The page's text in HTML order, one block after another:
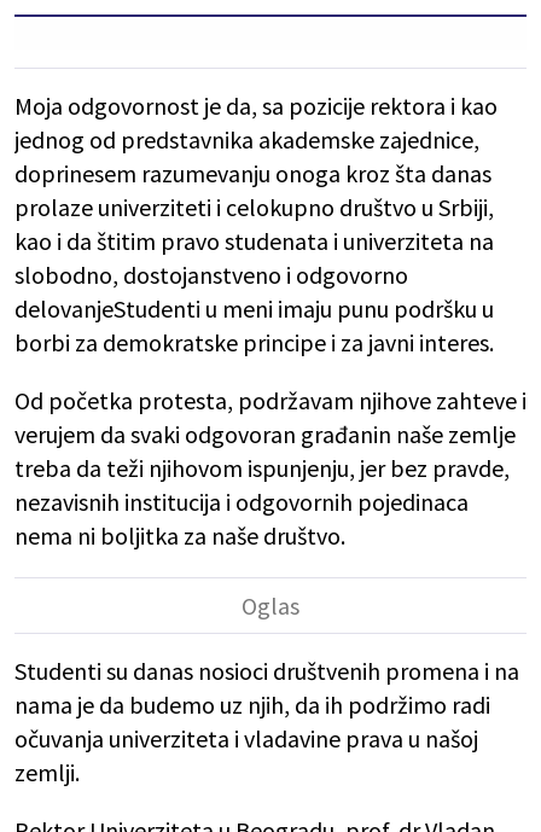
Moja odgovornost je da, sa pozicije rektora i kao
jednog od predstavnika akademske zajednice,
doprinesem razumevanju onoga kroz šta danas
prolaze univerziteti i celokupno društvo u Srbiji,
kao i da štitim pravo studenata i univerziteta na
slobodno, dostojanstveno i odgovorno
delovanjeStudenti u meni imaju punu podršku u
borbi za demokratske principe i za javni interes.
Od početka protesta, podržavam njihove zahteve i
verujem da svaki odgovoran građanin naše zemlje
treba da teži njihovom ispunjenju, jer bez pravde,
nezavisnih institucija i odgovornih pojedinaca
nema ni boljitka za naše društvo.
Studenti su danas nosioci društvenih promena i na
nama je da budemo uz njih, da ih podržimo radi
očuvanja univerziteta i vladavine prava u našoj
zemlji.